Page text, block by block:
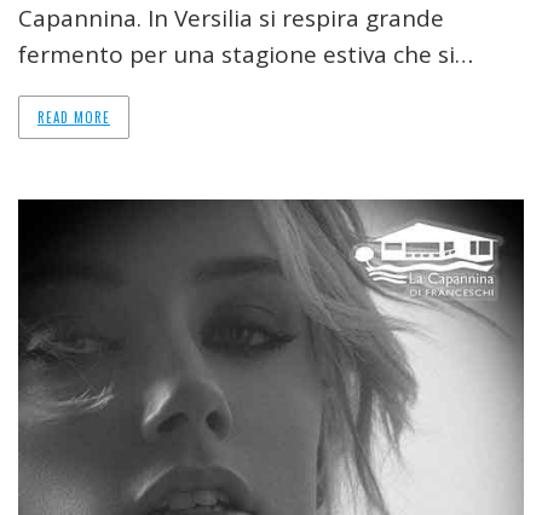
Capannina. In Versilia si respira grande
fermento per una stagione estiva che si…
READ MORE